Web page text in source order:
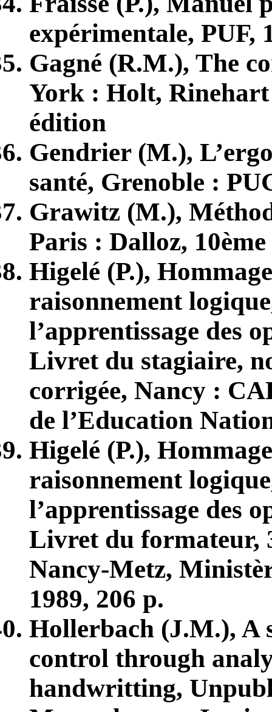
expérimentale, PUF,
Gagné (R.M.), The
York : Holt, Rinehart
édition
Gendrier (M.),
santé, Grenoble :
Grawitz (M.),
Paris : Dalloz, 10ème
Higelé (P.),
raisonnement
l’apprentissage des
Livret du stagiaire,
corrigée, Nancy :
de l’Education
Higelé (P.),
raisonnement
l’apprentissage des
Livret du formateur,
Nancy-Metz,
1989, 206 p.
Hollerbach (J.M.), A
control through
handwritting,